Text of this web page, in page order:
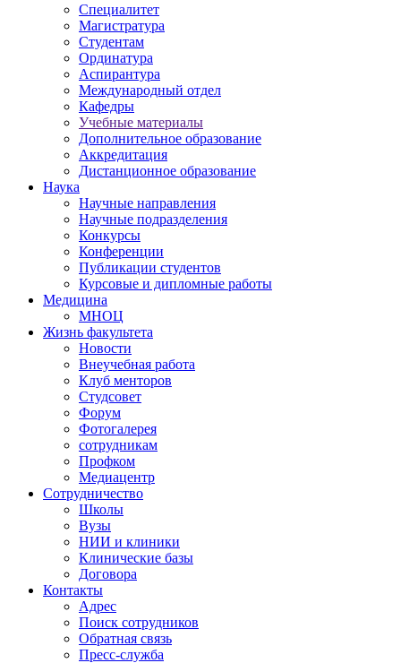
Специалитет
Магистратура
Студентам
Ординатура
Аспирантура
Международный отдел
Кафедры
Учебные материалы
Дополнительное образование
Аккредитация
Дистанционное образование
Наука
Научные направления
Научные подразделения
Конкурсы
Конференции
Публикации студентов
Курсовые и дипломные работы
Медицина
МНОЦ
Жизнь факультета
Новости
Внеучебная работа
Клуб менторов
Студсовет
Форум
Фотогалерея
сотрудникам
Профком
Медиацентр
Сотрудничество
Школы
Вузы
НИИ и клиники
Клинические базы
Договора
Контакты
Адрес
Поиск сотрудников
Обратная связь
Пресс-служба